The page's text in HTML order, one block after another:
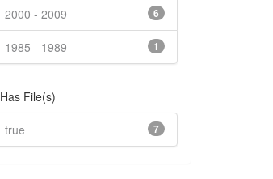
6
2000 - 2009
1
1985 - 1989
Has File(s)
7
true